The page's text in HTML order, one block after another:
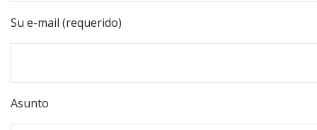
Su e-mail (requerido)
Asunto